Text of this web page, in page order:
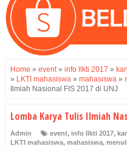
Home » event» info llkti 2017 »
» LKTI mahasiswa » mahasiswa »
Ilmiah Nasional FIS 2017 di UNJ
Lomba Karya Tulis Ilmiah
Admin event, info llkti 2017,
LKTI mahasiswa, mahasiswa,